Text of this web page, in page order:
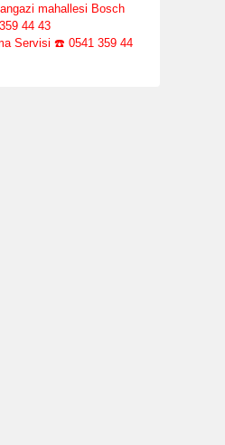
mahallesi Bosch
44 43
Servisi ☎️ 0541 359 44